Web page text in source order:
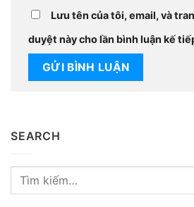
Lưu tên của tôi, email, và
duyệt này cho lần bình luận kế
SEARCH